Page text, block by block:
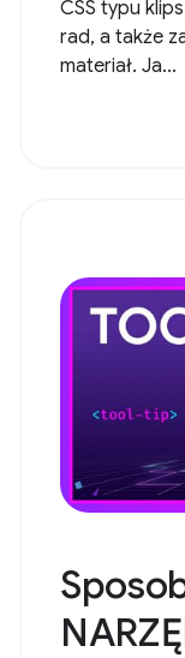
CSS typu
rad, a także
materiał. Ja...